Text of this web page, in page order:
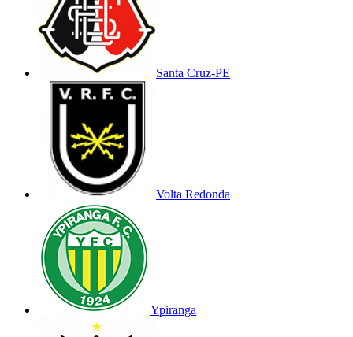
Santa Cruz-PE
Volta Redonda
Ypiranga